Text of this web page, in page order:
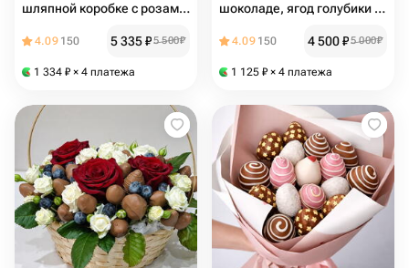
шляпной коробке с розами
4.09 150 5 335₽5 500₽
1 334 ₽ × 4 платежа
шоколаде, ягод голубики и
4.09 150 4 500₽5 000₽
1 125 ₽ × 4 платежа